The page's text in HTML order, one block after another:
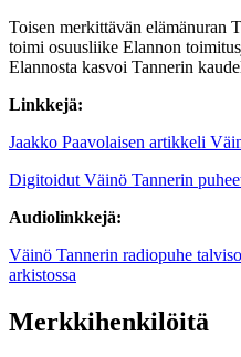
Toisen merkittävän elämänuran
toimi osuusliike Elannon
Elannosta kasvoi Tannerin
Linkkejä:
Jaakko Paavolaisen artikkeli
Digitoidut Väinö Tannerin
Audiolinkkejä:
Väinö Tannerin radiopuhe
arkistossa
Merkkihenkilöitä